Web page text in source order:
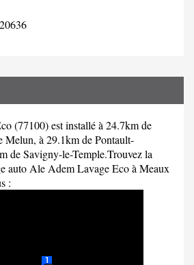
(77100) est installé à 24.7km de
Melun, à 29.1km de Pontault-
de Savigny-le-Temple.Trouvez la
auto Ale Adem Lavage Eco à Meaux
: